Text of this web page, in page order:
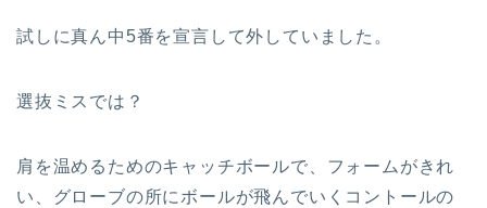
試しに真ん中5番を宣言して外していました。
選抜ミスでは？
肩を温めるためのキャッチボールで、フォームがきれ
い、グローブの所にボールが飛んでいくコントールの